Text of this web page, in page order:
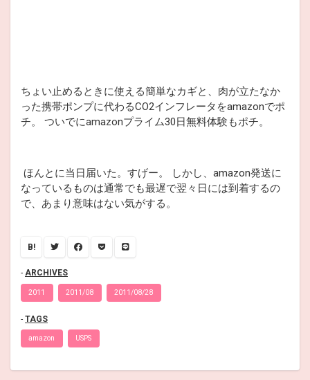
ちょい止めるときに使える簡単なカギと、肉が立たなか
った携帯ポンプに代わるCO2インフレータをamazonでポ
チ。 ついでにamazonプライム30日無料体験もポチ。
ほんとに当日届いた。すげー。 しかし、amazon発送に
なっているものは通常でも最遅で翌々日には到着するの
で、あまり意味はない気がする。
B!
ARCHIVES
2011 2011/08 2011/08/28
TAGS
amazon USPS